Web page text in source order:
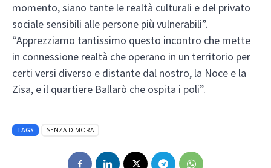
momento, siano tante le realtà culturali e del privato
sociale sensibili alle persone più vulnerabili”.
“Apprezziamo tantissimo questo incontro che mette
in connessione realtà che operano in un territorio per
certi versi diverso e distante dal nostro, la Noce e la
Zisa, e il quartiere Ballarò che ospita i poli”.
TAGS SENZA DIMORA